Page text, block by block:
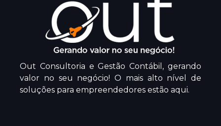
Out Consultoria e Gestão Contábil, gerando
valor no seu negócio! O mais alto nível de
soluções para empreendedores estão aqui.